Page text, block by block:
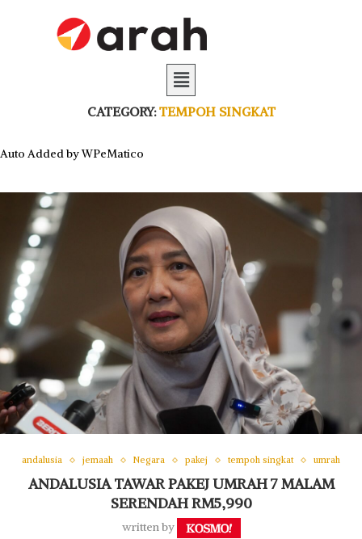
CATEGORY:TEMPOH SINGKAT
Auto Added by WPeMatico
andalusia jemaah Negara pakej tempoh singkat umrah
ANDALUSIA TAWAR PAKEJ UMRAH 7 MALAM
SERENDAH RM5,990
written by